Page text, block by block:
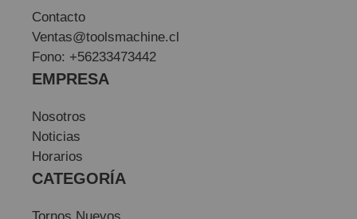
Contacto
Ventas@toolsmachine.cl
Fono: +56233473442
EMPRESA
Nosotros
Noticias
Horarios
CATEGORÍA